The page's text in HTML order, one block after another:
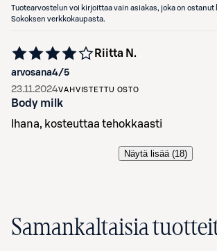
Tuotearvostelun voi kirjoittaa vain asiakas, joka on ostanut
Sokoksen verkkokaupasta.
arvosana4/5
Riitta N.
23.11.2024VAHVISTETTU OSTO
Body milk
Ihana, kosteuttaa tehokkaasti
Näytä lisää (18)
Samankaltaisia